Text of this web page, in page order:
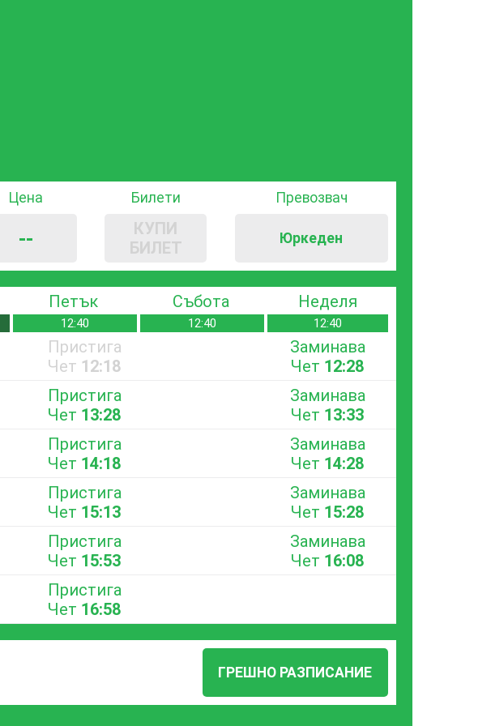
Цена
--
Билети
КУПИ
БИЛЕТ
Превозвач
Юркеден
Петък
12:40
Събота
12:40
Неделя
12:40
Пристига
Чет 12:18
Заминава
Чет 12:28
Пристига
Чет 13:28
Заминава
Чет 13:33
Пристига
Чет 14:18
Заминава
Чет 14:28
Пристига
Чет 15:13
Заминава
Чет 15:28
Пристига
Чет 15:53
Заминава
Чет 16:08
Пристига
Чет 16:58
ГРЕШНО РАЗПИСАНИЕ